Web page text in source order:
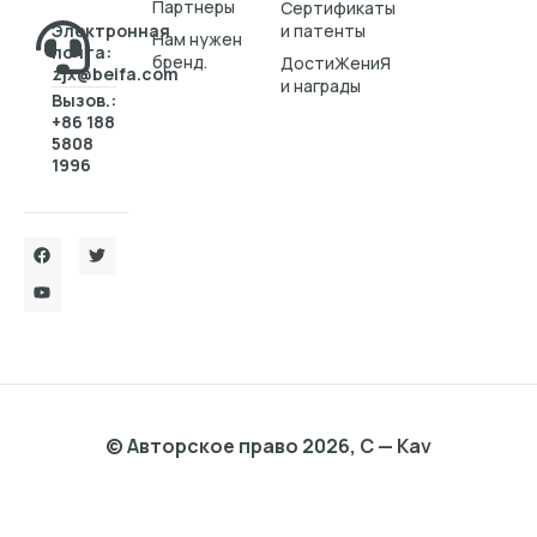
Электронная
почта:
zjx@beifa.com
Вызов.:
+86 188
5808
1996
Партнеры
Нам нужен
бренд.
Cертификаты
и патенты
ДостиЖениЯ
и награды
© Авторское право 2026, C — Kav